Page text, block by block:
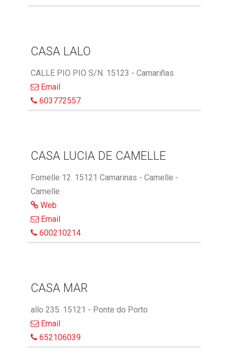
CASA LALO
CALLE PIO PIO S/N. 15123 - Camariñas
Email
603772557
CASA LUCIA DE CAMELLE
Fornelle 12. 15121 Camarinas - Camelle -
Camelle
Web
Email
600210214
CASA MAR
allo 235. 15121 - Ponte do Porto
Email
652106039